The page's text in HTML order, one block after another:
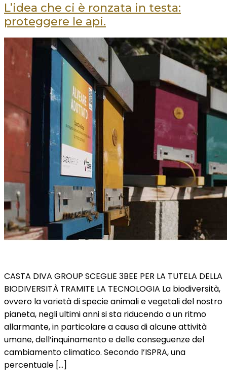
L’idea che ci è ronzata in testa:
proteggere le api.
CASTA DIVA GROUP SCEGLIE 3BEE PER LA TUTELA DELLA
BIODIVERSITÀ TRAMITE LA TECNOLOGIA La biodiversità,
ovvero la varietà di specie animali e vegetali del nostro
pianeta, negli ultimi anni si sta riducendo a un ritmo
allarmante, in particolare a causa di alcune attività
umane, dell’inquinamento e delle conseguenze del
cambiamento climatico. Secondo l’ISPRA, una
percentuale […]